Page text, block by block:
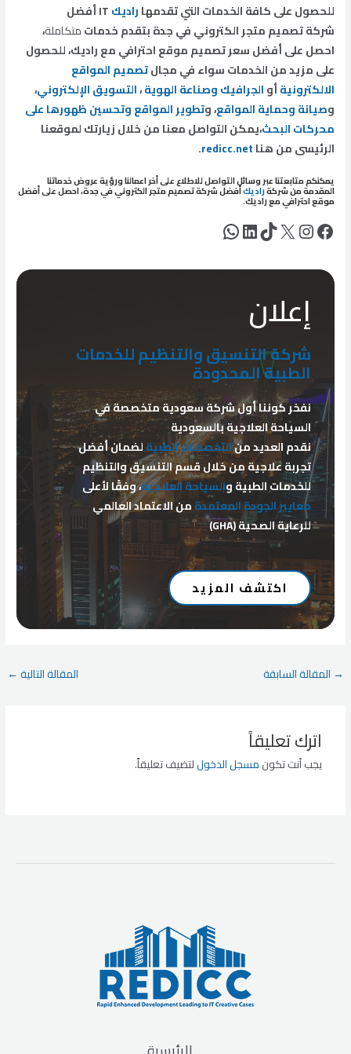
للحصول على كافة الخدمات التي تقدمهاراديك
IT أفضل
شركة تصميم متجر الكتروني في جدةبتقدم خدماتمتكاملة،
احصل على أفضل سعر تصميم موقع احترافي مع راديك، للحصول
على مزيد من الخدمات سواء في مجالتصميم المواقع
الالكترونيةأوالجرافيك وصناعة الهوية،التسويق الإلكتروني،
وصيانة وحماية المواقع، وتطوير المواقع وتحسين ظهورها على
محركات البحث،يمكن التواصل معنا من خلال زيارتك لموقعنا
الرئيسى من هناredicc.net
.
يمكنكم متابعتنا عبر وسائل التواصل للاطلاع على أخر اعمالنا ورؤية عروض خدماتنا
المقدمة من شركةراديكأفضل شركة تصميم متجر الكتروني في جدة، احصل على أفضل
موقع احترافي مع راديك.
فيسبوك
إنستجرام
إكس
تيك توك
لينكد إنواتساب
إعلان
شركة التنسيق والتنظيم للخدمات
الطبية المحدودة
نفخر كوننا أول شركة سعودية متخصصة في
السياحة العلاجية بالسعودية
نقدم العديد منالتخصصات الطبيةلضمان أفضل
تجربة علاجية من خلال قسم التنسيق والتنظيم
للخدمات الطبية والسياحة العلاجية، وفقًا لأعلى
معايير الجودة المعتمدةمن الاعتماد العالمي
للرعاية الصحية (GHA)
اكتشف المزيد
Post
→ المقالة السابقة المقالة التالية←
اترك تعليقاً
يجب أنت تكونمسجل الدخوللتضيف تعليقاً.